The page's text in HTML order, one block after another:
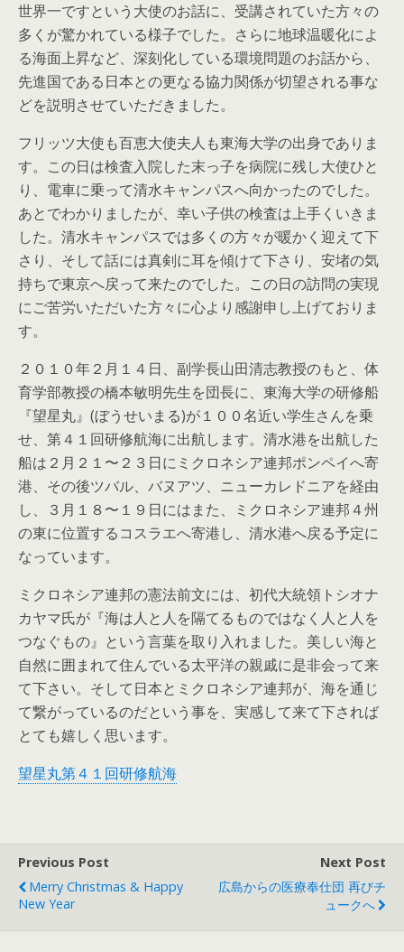
世界一ですという大使のお話に、受講されていた方々の
多くが驚かれている様子でした。さらに地球温暖化によ
る海面上昇など、深刻化している環境問題のお話から、
先進国である日本との更なる協力関係が切望される事な
どを説明させていただきました。
フリッツ大使も百恵大使夫人も東海大学の出身でありま
す。この日は検査入院した末っ子を病院に残し大使ひと
り、電車に乗って清水キャンパスへ向かったのでした。
あとでわかりましたが、幸い子供の検査は上手くいきま
した。清水キャンパスでは多くの方々が暖かく迎えて下
さり、そして話には真剣に耳を傾けて下さり、安堵の気
持ちで東京へ戻って来たのでした。この日の訪問の実現
にご苦労いただいた方々に心より感謝申し上げておりま
す。
２０１０年２月１４日、副学長山田清志教授のもと、体
育学部教授の橋本敏明先生を団長に、東海大学の研修船
『望星丸』(ぼうせいまる)が１００名近い学生さんを乗
せ、第４１回研修航海に出航します。清水港を出航した
船は２月２１〜２３日にミクロネシア連邦ポンペイへ寄
港、その後ツバル、バヌアツ、ニューカレドニアを経由
し、３月１８〜１９日にはまた、ミクロネシア連邦４州
の東に位置するコスラエへ寄港し、清水港へ戻る予定に
なっています。
ミクロネシア連邦の憲法前文には、初代大統領トシオナ
カヤマ氏が『海は人と人を隔てるものではなく人と人を
つなぐもの』という言葉を取り入れました。美しい海と
自然に囲まれて住んでいる太平洋の親戚に是非会って来
て下さい。そして日本とミクロネシア連邦が、海を通じ
て繋がっているのだという事を、実感して来て下されば
とても嬉しく思います。
望星丸第４１回研修航海
Previous Post
Merry Christmas & Happy
New Year
Next Post
広島からの医療奉仕団 再びチ
ュークへ